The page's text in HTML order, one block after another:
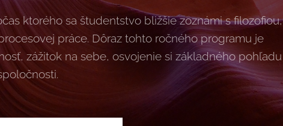
ktorého sa študentstvo bližšie zoznámi s filozofiou,
práce. Dôraz tohto ročného programu je
zážitok na sebe, osvojenie si základného pohľadu